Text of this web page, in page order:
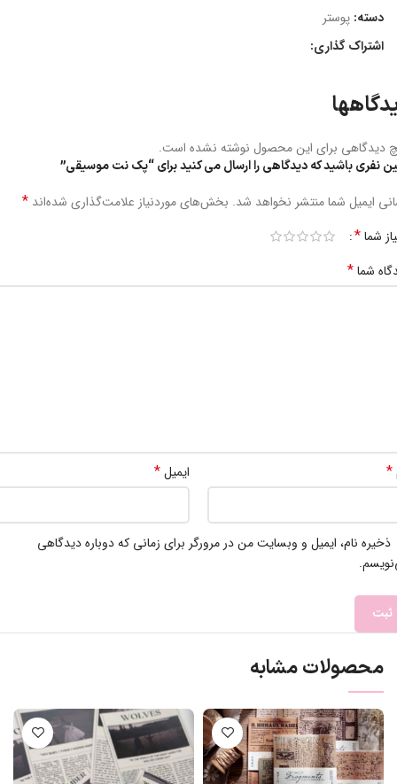
دسته: پوستر
اشتراک گذاری:
دیدگاهی برای این محصول نوشته نشده است.
نفری باشید که دیدگاهی را ارسال می کنید برای “پک نت موسیقی”
ایمیل شما منتشر نخواهد شد. بخش‌های موردنیاز علامت‌گذاری شده‌اند *
شما*
شما*
* ایمیل*
ذخیره نام، ایمیل و وبسایت من در مرورگر برای زمانی که دوباره دیدگاهی
محصولات مشابه